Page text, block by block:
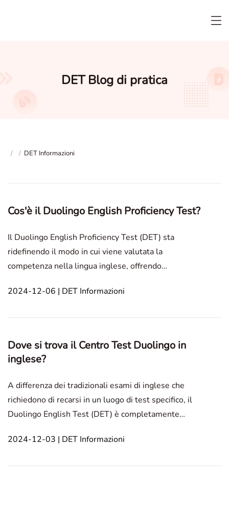
DET Blog di pratica
/ / DET Informazioni
Cos'è il Duolingo English Proficiency Test?
Il Duolingo English Proficiency Test (DET) sta
ridefinendo il modo in cui viene valutata la
competenza nella lingua inglese, offrendo
esami tradizionali come TOEFL e IELTS. Progettato
2024-12-06 | DET Informazioni
Dove si trova il Centro Test Duolingo in
inglese?
A differenza dei tradizionali esami di inglese che
richiedono di recarsi in un luogo di test specifico, il
Duolingo English Test (DET) è completamente
test Duolingo.Invece, il DET offre la flessibilità di
2024-12-03 | DET Informazioni